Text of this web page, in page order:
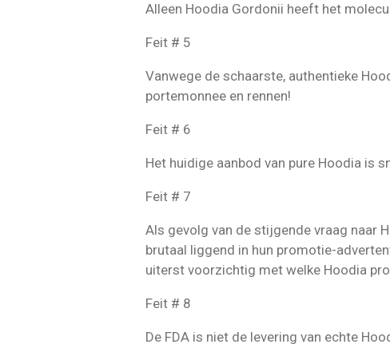
Alleen Hoodia Gordonii heeft het
Feit # 5
Vanwege de schaarste, authentieke
portemonnee en rennen!
Feit # 6
Het huidige aanbod van pure Hoodia is
Feit # 7
Als gevolg van de stijgende vraag naar
brutaal liggend in hun promotie-
uiterst voorzichtig met welke Hoodia
Feit # 8
De FDA is niet de levering van echte